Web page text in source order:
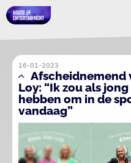
16-01-2023
Afscheidnemend
Loy: “Ik zou als
hebben om in de
vandaag”